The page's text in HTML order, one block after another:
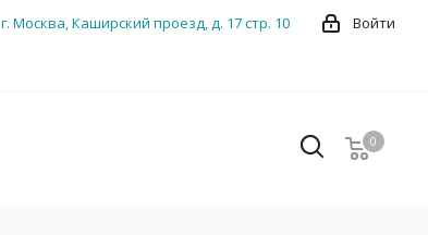
Войти
г. Москва, Каширский проезд, д. 17 стр. 10
0
0